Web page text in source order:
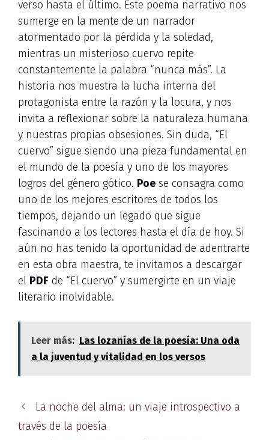
verso hasta el último. Este poema narrativo nos
sumerge en la mente de un narrador
atormentado por la pérdida y la soledad,
mientras un misterioso cuervo repite
constantemente la palabra “nunca más”. La
historia nos muestra la lucha interna del
protagonista entre la razón y la locura, y nos
invita a reflexionar sobre la naturaleza humana
y nuestras propias obsesiones. Sin duda, “El
cuervo” sigue siendo una pieza fundamental en
el mundo de la poesía y uno de los mayores
logros del género gótico. Poe se consagra como
uno de los mejores escritores de todos los
tiempos, dejando un legado que sigue
fascinando a los lectores hasta el día de hoy. Si
aún no has tenido la oportunidad de adentrarte
en esta obra maestra, te invitamos a descargar
el PDF de “El cuervo” y sumergirte en un viaje
literario inolvidable.
Leer más: Las lozanías de la poesía: Una oda
a la juventud y vitalidad en los versos
La noche del alma: un viaje introspectivo a
través de la poesía